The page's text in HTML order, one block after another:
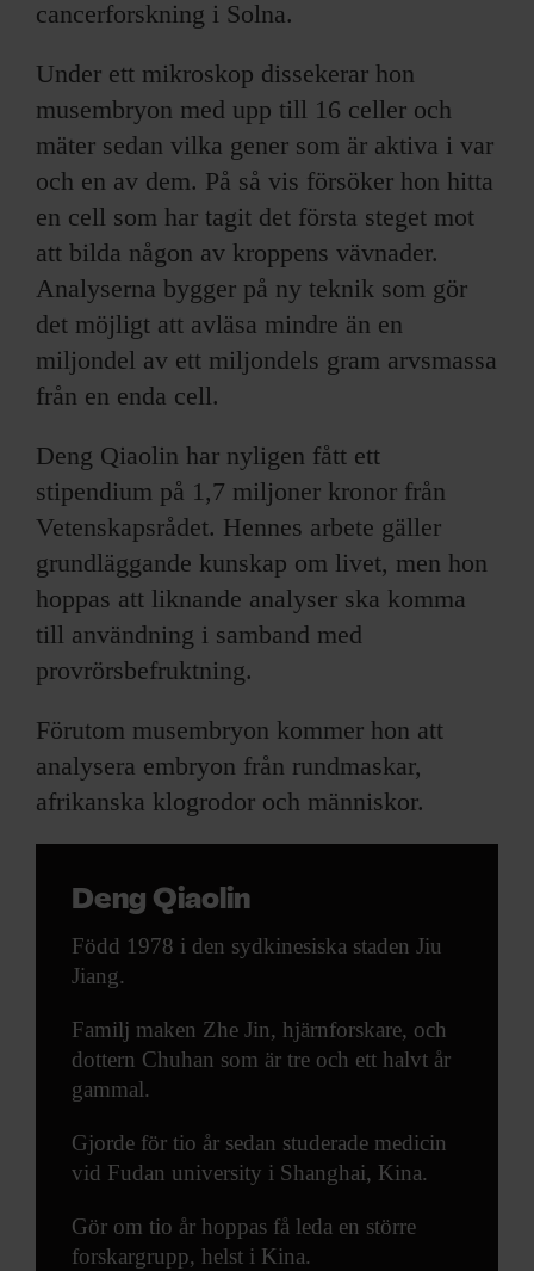
cancerforskning i Solna.
Under ett mikroskop dissekerar hon
musembryon med upp till 16 celler och
mäter sedan vilka gener som är aktiva i var
och en av dem. På så vis försöker hon hitta
en cell som har tagit det första steget mot
att bilda någon av kroppens vävnader.
Analyserna bygger på ny teknik som gör
det möjligt att avläsa mindre än en
miljondel av ett miljondels gram arvsmassa
från en enda cell.
Deng Qiaolin har nyligen fått ett
stipendium på 1,7 miljoner kronor från
Vetenskapsrådet. Hennes arbete gäller
grundläggande kunskap om livet, men hon
hoppas att liknande analyser ska komma
till användning i samband med
provrörsbefruktning.
Förutom musembryon kommer hon att
analysera embryon från rundmaskar,
afrikanska klogrodor och människor.
Deng Qiaolin
Född 1978 i den sydkinesiska staden Jiu
Jiang.
Familj maken Zhe Jin, hjärnforskare, och
dottern Chuhan som är tre och ett halvt år
gammal.
Gjorde för tio år sedan studerade medicin
vid Fudan university i Shanghai, Kina.
Gör om tio år hoppas få leda en större
forskargrupp, helst i Kina.